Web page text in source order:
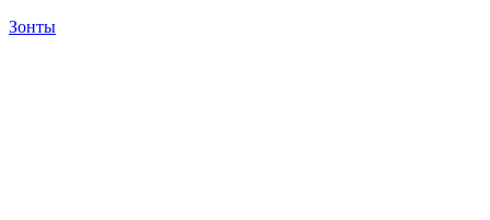
Зонты